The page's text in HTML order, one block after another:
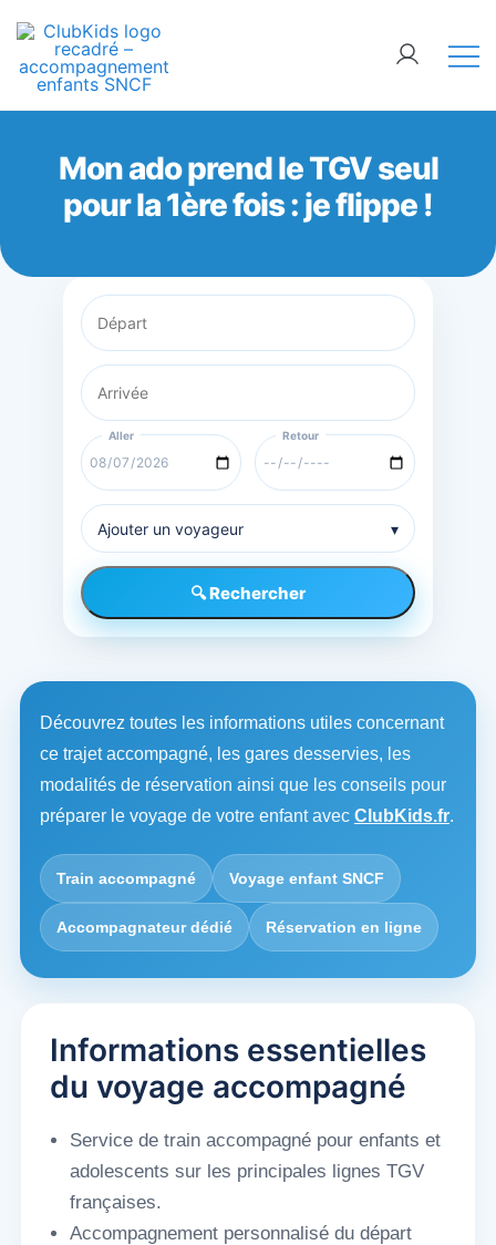
content
ClubKids
Mon ado prend le TGV seul
pour la 1ère fois : je flippe !
Ajouter un voyageur ▾
🔍 Rechercher
Découvrez toutes les informations utiles concernant
ce trajet accompagné, les gares desservies, les
modalités de réservation ainsi que les conseils pour
préparer le voyage de votre enfant avec ClubKids.fr.
Train accompagné Voyage enfant SNCF
Accompagnateur dédié Réservation en ligne
Informations essentielles
du voyage accompagné
Service de train accompagné pour enfants et
adolescents sur les principales lignes TGV
françaises.
Accompagnement personnalisé du départ
🚨 Nos accompagnements sont pris d’assaut.
Réservez dès maintenant !